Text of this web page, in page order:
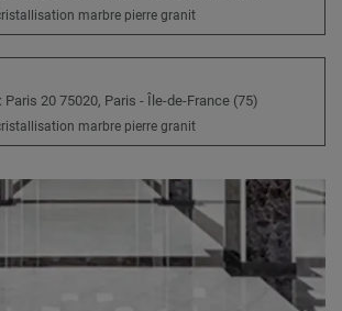
marbre pierre granit
20 75020, Paris - Île-de-France (75)
marbre pierre granit